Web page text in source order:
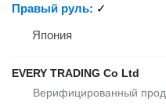
Правый руль
✓
Япония
EVERY TRADING Co Ltd